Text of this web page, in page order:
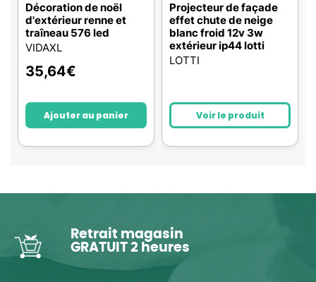
Décoration de noël
d'extérieur renne et
traîneau 576 led
VIDAXL
35,64€
Ajouter au panier
Projecteur de façade
effet chute de neige
blanc froid 12v 3w
extérieur ip44 lotti
LOTTI
Voir le produit
Retrait magasin
GRATUIT 2 heures